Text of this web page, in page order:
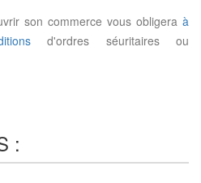
son commerce vous obligera à
d'ordres séuritaires ou
: